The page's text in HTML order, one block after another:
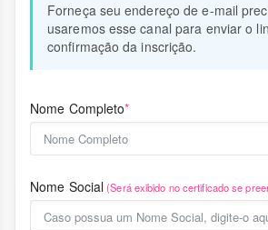
Forneça seu endereço de e-mail
usaremos esse canal para enviar o
confirmação da inscrição.
Nome Completo*
Nome Social(Será exibido no certificado se